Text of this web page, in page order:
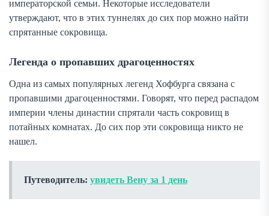
императорской семьи. Некоторые исследователи
утверждают, что в этих туннелях до сих пор можно найти
спрятанные сокровища.
Легенда о пропавших драгоценностях
Одна из самых популярных легенд Хофбурга связана с
пропавшими драгоценностями. Говорят, что перед распадом
империи члены династии спрятали часть сокровищ в
потайных комнатах. До сих пор эти сокровища никто не
нашел.
Путеводитель: увидеть Вену за 1 день